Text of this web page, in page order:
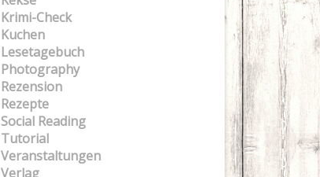
Krimi-Check
Kuchen
Lesetagebuch
Photography
Rezension
Rezepte
Social Reading
Tutorial
Veranstaltungen
Verlag